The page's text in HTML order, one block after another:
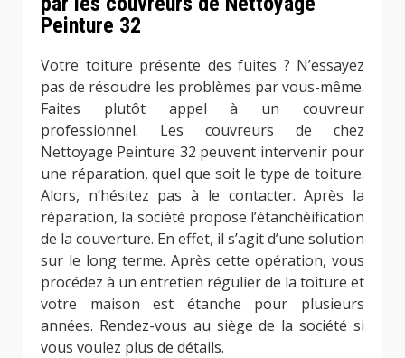
Peinture 32
Votre toiture présente des fuites ? N’essayez
pas de résoudre les problèmes par vous-même.
Faites plutôt appel à un couvreur
professionnel. Les couvreurs de chez
Nettoyage Peinture 32 peuvent intervenir pour
une réparation, quel que soit le type de toiture.
Alors, n’hésitez pas à le contacter. Après la
réparation, la société propose l’étanchéification
de la couverture. En effet, il s’agit d’une solution
sur le long terme. Après cette opération, vous
procédez à un entretien régulier de la toiture et
votre maison est étanche pour plusieurs
années. Rendez-vous au siège de la société si
vous voulez plus de détails.